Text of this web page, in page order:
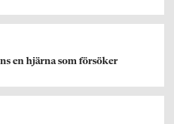
en hjärna som försöker